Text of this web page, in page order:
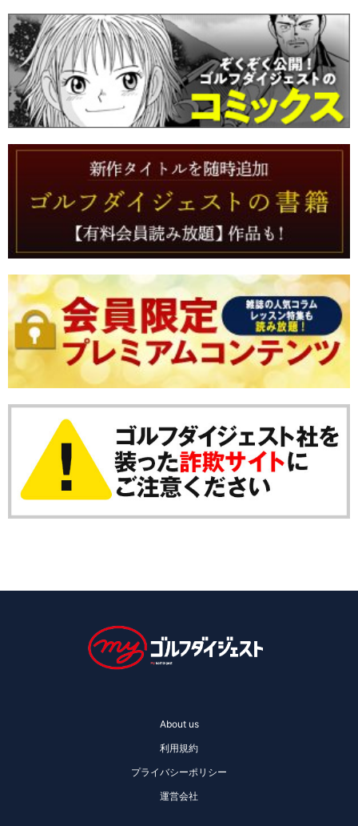
About us
利用規約
プライバシーポリシー
運営会社